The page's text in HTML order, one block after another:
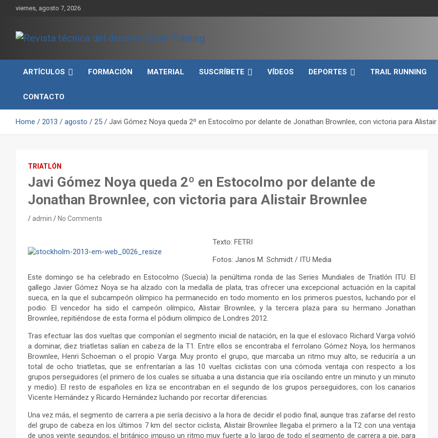
viernes, agosto 7, 2026
Revista técnica del
deporte Sport Training
rendimiento, nutrición y entrenamiento.
ARTÍCULOS
FORMACIÓN MATERIAL SUSCRÍBETE VÍDEOS DEPORTES TRAIL RUNNING
CONTACTO
Home 2013 agosto 25 Javi Gómez Noya queda 2º en Estocolmo por delante de Jonathan Brownlee, con victoria para Alistair
TRIATLÓN
Javi Gómez Noya queda 2º en Estocolmo por delante de
Jonathan Brownlee, con victoria para Alistair Brownlee
admin No Comments
Texto: FETRI
Fotos: Janos M. Schmidt / ITU Media
Este domingo se ha celebrado en Estocolmo (Suecia) la penúltima ronda de las Series Mundiales de Triatlón ITU. El
gallego Javier Gómez Noya se ha alzado con la medalla de plata, tras ofrecer una excepcional actuación en la capital
sueca, en la que el subcampeón olímpico ha permanecido en todo momento en los primeros puestos, luchando por el
podio. El vencedor ha sido el campeón olímpico, Alistair Brownlee, y la tercera plaza para su hermano Jonathan
Brownlee, repitiéndose de esta forma el pódium olímpico de Londres 2012.
Tras efectuar las dos vueltas que componían el segmento inicial de natación, en la que el eslovaco Richard Varga volvió
a dominar, diez triatletas salían en cabeza de la T1. Entre ellos se encontraba el ferrolano Gómez Noya, los hermanos
Brownlee, Henri Schoeman o el propio Varga. Muy pronto el grupo, que marcaba un ritmo muy alto, se reduciría a un
total de ocho triatletas, que se enfrentarían a las 10 vueltas ciclistas con una cómoda ventaja con respecto a los
grupos perseguidores (el primero de los cuales se situaba a una distancia que iría oscilando entre un minuto y un minuto
y medio). El resto de españoles en liza se encontraban en el segundo de los grupos perseguidores, con los canarios
Vicente Hernández y Ricardo Hernández luchando por recortar diferencias.
Una vez más, el segmento de carrera a pie sería decisivo a la hora de decidir el podio final, aunque tras zafarse del resto
del grupo de cabeza en los últimos 7 km del sector ciclista, Alistair Brownlee llegaba el primero a la T2 con una ventaja
de unos veinte segundos; el británico impuso un ritmo muy fuerte a lo largo de todo el segmento de carrera a pie, para